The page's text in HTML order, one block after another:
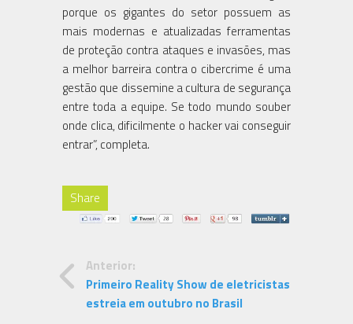
porque os gigantes do setor possuem as
mais modernas e atualizadas ferramentas
de proteção contra ataques e invasões, mas
a melhor barreira contra o cibercrime é uma
gestão que dissemine a cultura de segurança
entre toda a equipe. Se todo mundo souber
onde clica, dificilmente o hacker vai conseguir
entrar”, completa.
Share
Anterior:
Primeiro Reality Show de eletricistas
estreia em outubro no Brasil